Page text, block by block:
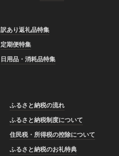
訳あり返礼品特集
定期便特集
日用品・消耗品特集
ふるさと納税の流れ
ふるさと納税制度について
住民税・所得税の控除について
ふるさと納税のお礼特典